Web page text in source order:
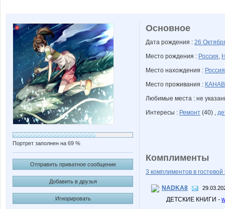
Портрет заполнен на 69 %
Отправить приватное сообщение
Добавить в друзья
Игнорировать
Основное
Дата рождения : 26
Место рождения : Россия,
Место нахождения : Россия
Место проживания :
Любимые места : не
Интересы : Ремонт (40) ,
Комплименты
3 комплиментов в гостевой
NADKA8
ДЕТСКИЕ КНИГИ -